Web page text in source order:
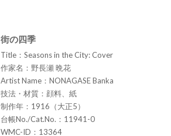
街の四季
Title：Seasons in the City: Cover
作家名：野長瀬 晩花
Artist Name：NONAGASE Banka
技法・材質：顔料、紙
制作年：1916（大正5）
台帳No./Cat.No.：11941-0
WMC-ID：13364